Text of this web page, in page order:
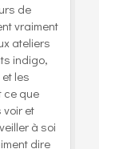
de
vraiment
ateliers
indigo,
les
ce que
voir et
à soi
dire